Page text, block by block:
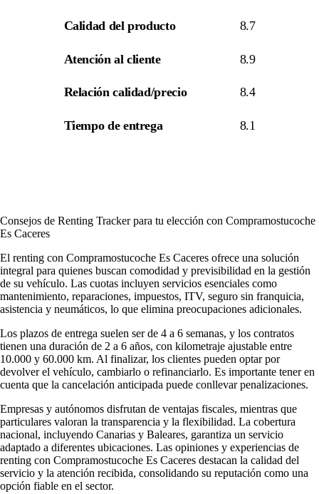
Calidad del producto 8.7
Atención al cliente 8.9
Relación calidad/precio 8.4
Tiempo de entrega 8.1
Consejos de Renting Tracker para tu elección con Compramostucoche
Es Caceres
El renting con Compramostucoche Es Caceres ofrece una solución
integral para quienes buscan comodidad y previsibilidad en la gestión
de su vehículo. Las cuotas incluyen servicios esenciales como
mantenimiento, reparaciones, impuestos, ITV, seguro sin franquicia,
asistencia y neumáticos, lo que elimina preocupaciones adicionales.
Los plazos de entrega suelen ser de 4 a 6 semanas, y los contratos
tienen una duración de 2 a 6 años, con kilometraje ajustable entre
10.000 y 60.000 km. Al finalizar, los clientes pueden optar por
devolver el vehículo, cambiarlo o refinanciarlo. Es importante tener en
cuenta que la cancelación anticipada puede conllevar penalizaciones.
Empresas y autónomos disfrutan de ventajas fiscales, mientras que
particulares valoran la transparencia y la flexibilidad. La cobertura
nacional, incluyendo Canarias y Baleares, garantiza un servicio
adaptado a diferentes ubicaciones. Las opiniones y experiencias de
renting con Compramostucoche Es Caceres destacan la calidad del
servicio y la atención recibida, consolidando su reputación como una
opción fiable en el sector.